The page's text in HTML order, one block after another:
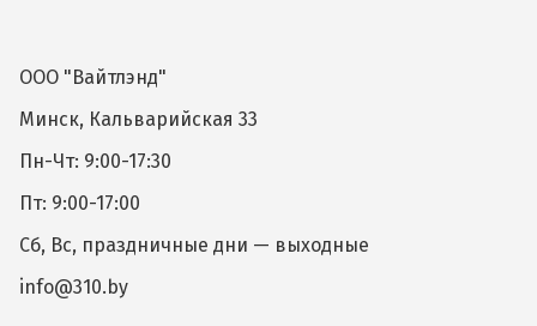
ООО "Вайтлэнд"
Минск, Кальварийская 33
Пн-Чт: 9:00-17:30
Пт: 9:00-17:00
Сб, Вс, праздничные дни — выходные
info@310.by